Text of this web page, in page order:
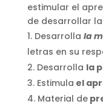
estimular el
de desarrollar
Desarrolla la
letras en su
Desarrolla la
Estimula el
Material de